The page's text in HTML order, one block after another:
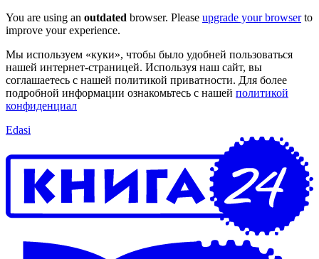
You are using an outdated browser. Please upgrade your browserto
improve your experience.
Мы используем «куки», чтобы было удобней пользоваться
нашей интернет-страницей. Используя наш сайт, вы
соглашаетесь с нашей политикой приватности. Для более
подробной информации ознакомьтесь с нашей политикой
конфиденциал
Edasi